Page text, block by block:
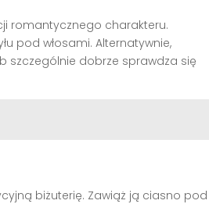
romantycznego charakteru.
pod włosami. Alternatywnie,
szczególnie dobrze sprawdza się
biżuterię. Zawiąż ją ciasno pod